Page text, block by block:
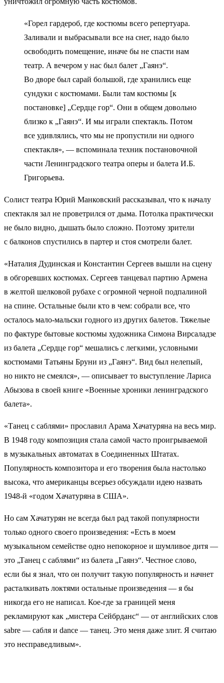
«Горел гардероб, где костюмы всего репертуара.
Заливали и выбрасывали все на снег, надо было
освободить помещение, иначе бы не спасти нам
театр. А вечером у нас был балет „Гаянэ“.
Во дворе был сарай большой, где хранились еще
сундуки с костюмами. Были там костюмы [к
постановке] „Сердце гор“. Они в общем довольно
близко к „Гаянэ“. И мы играли спектакль. Потом
все удивлялись, что мы не пропустили ни одного
спектакля», — вспоминала техник постановочной
части Ленинградского театра оперы и балета И.Б.
Григорьева.
Солист театра Юрий Манковский рассказывал, что к началу
спектакля зал не проветрился от дыма. Потолка практически
не было видно, дышать было сложно. Поэтому зрители
с балконов спустились в партер и стоя смотрели балет.
«Наталия Дудинская и Константин Сергеев вышли на сцену
в обгоревших костюмах. Сергеев танцевал партию Армена
в желтой шелковой рубахе с огромной черной подпалиной
на спине. Остальные были кто в чем: собрали все, что
осталось мало-мальски годного из других балетов. Тяжелые
по фактуре бытовые костюмы художника Симона Вирсаладзе
из балета „Сердце гор“ мешались с легкими, условными
костюмами Татьяны Бруни из „Гаянэ“. Вид был нелепый,
но никто не смеялся», — описывает то выступление Лариса
Абызова в своей книге «Военные хроники ленинградского
балета».
«Танец с саблями» прославил Арама Хачатуряна на весь мир.
В 1948 году композиция стала самой часто проигрываемой
в музыкальных автоматах в Соединенных Штатах.
Популярность композитора и его творения была настолько
высока, что американцы всерьез обсуждали идею назвать
1948-й «годом Хачатуряна в США».
Но сам Хачатурян не всегда был рад такой популярности
только одного своего произведения: «Есть в моем
музыкальном семействе одно непокорное и шумливое дитя —
это „Танец с саблями“ из балета „Гаянэ“. Честное слово,
если бы я знал, что он получит такую популярность и начнет
расталкивать локтями остальные произведения — я бы
никогда его не написал. Кое-где за границей меня
рекламируют как „мистера Сейбрданс“ — от английских слов
sabre — сабля и danсe — танец. Это меня даже злит. Я считаю
это несправедливым».